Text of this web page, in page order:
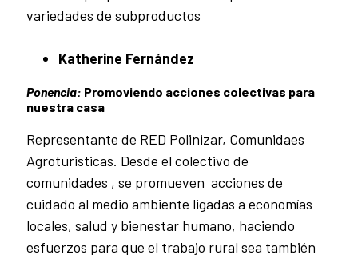
variedades de subproductos
Katherine Fernández
Ponencia: Promoviendo acciones colectivas para
nuestra casa
Representante de RED Polinizar, Comunidaes
Agroturisticas. Desde el colectivo de
comunidades , se promueven acciones de
cuidado al medio ambiente ligadas a economías
locales, salud y bienestar humano, haciendo
esfuerzos para que el trabajo rural sea también